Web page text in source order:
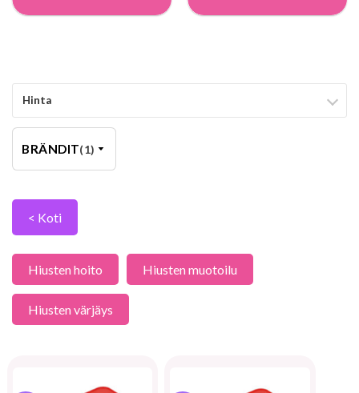
Hinta
BRÄNDIT(1)
< Koti
Hiusten hoito Hiusten muotoilu
Hiusten värjäys